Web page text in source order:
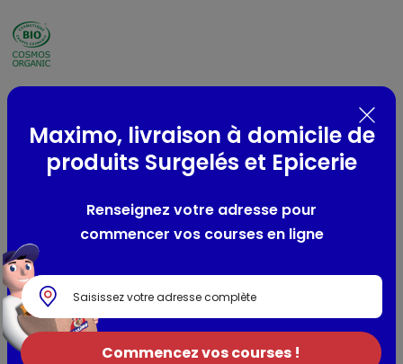
Shampoing solide réparateur pour cheveux fatigués,
ternes, cassants, fourchus.
Composition / Ingrédients / Allergènes
Triticum Vulgare (Wheat) Starch*, Potassium Lauryl Sulfate,
Cetearyl Alcohol, Sodium Lauryl Sulfate, Stearic Acid,
Palmitic Acid, Glycerin, Aqua(Water), Parfum(Fragrance),
Butyrospermum Parkii (Shea) Butter*, Lactic Acid, Limonene,
Calendula Officinalis Flower Extract, Hibiscus Sabdariffa
Flower Extract, Papaver Rhoeas Petal Extract, Citric Acid,
Maximo, livraison à domicile de
produits Surgelés et Epicerie
Renseignez votre adresse pour
commencer vos courses en ligne
Commencez vos courses !